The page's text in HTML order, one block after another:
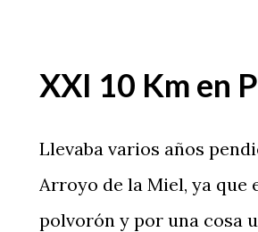
XXI 10 Km en
Llevaba varios años
Arroyo de la Miel, ya que
polvorón y por una cosa